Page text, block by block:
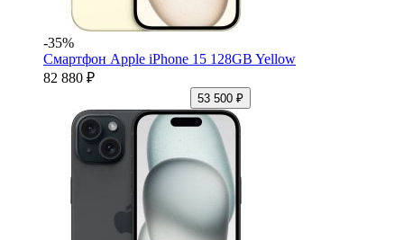
-35%
Смартфон Apple iPhone 15 128GB Yellow
82 880 ₽
53 500 ₽